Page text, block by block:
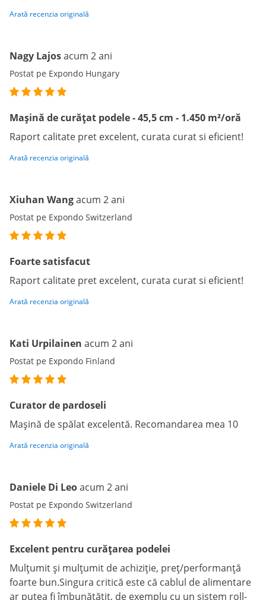
Arată recenzia originală
Nagy Lajosacum 2 ani
Postat pe Expondo Hungary
Mașină de curățat podele - 45,5 cm - 1.450 m²/oră
Raport calitate pret excelent, curata curat si eficient!
Arată recenzia originală
Xiuhan Wangacum 2 ani
Postat pe Expondo Switzerland
Foarte satisfacut
Raport calitate pret excelent, curata curat si eficient!
Arată recenzia originală
Kati Urpilainen acum 2 ani
Postat pe Expondo Finland
Curator de pardoseli
Mașină de spălat excelentă. Recomandarea mea 10
Arată recenzia originală
Daniele Di Leoacum 2 ani
Postat pe Expondo Switzerland
Excelent pentru curățarea podelei
Mulțumit și mulțumit de achiziție, preț/performanță
foarte bun.Singura critică este că cablul de alimentare
ar putea fi îmbunătățit, de exemplu cu un sistem roll-